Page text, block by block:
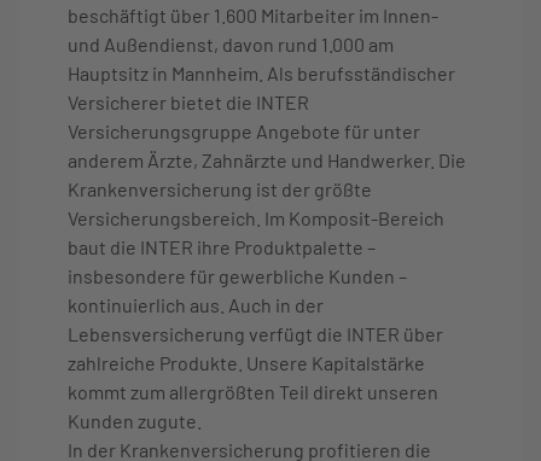
beschäftigt über 1.600 Mitarbeiter im Innen-
und Außendienst, davon rund 1.000 am
Hauptsitz in Mannheim. Als berufsständischer
Versicherer bietet die INTER
Versicherungsgruppe Angebote für unter
anderem Ärzte, Zahnärzte und Handwerker. Die
Krankenversicherung ist der größte
Versicherungsbereich. Im Komposit-Bereich
baut die INTER ihre Produktpalette –
insbesondere für gewerbliche Kunden –
kontinuierlich aus. Auch in der
Lebensversicherung verfügt die INTER über
zahlreiche Produkte. Unsere Kapitalstärke
kommt zum allergrößten Teil direkt unseren
Kunden zugute.
In der Krankenversicherung profitieren die